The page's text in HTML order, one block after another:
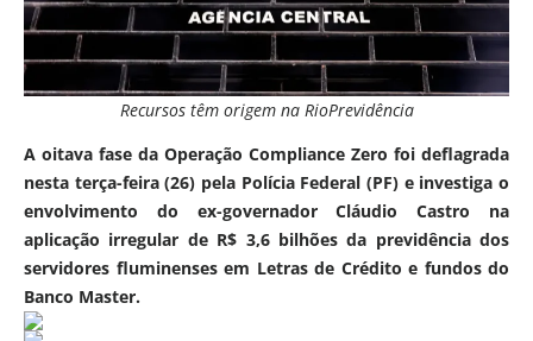
Recursos têm origem na RioPrevidência
A oitava fase da Operação Compliance Zero foi deflagrada
nesta terça-feira (26) pela Polícia Federal (PF) e investiga o
envolvimento do ex-governador Cláudio Castro na
aplicação irregular de R$ 3,6 bilhões da previdência dos
servidores fluminenses em Letras de Crédito e fundos do
Banco Master.